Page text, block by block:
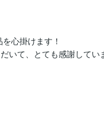
心掛けます！
いて、とても感謝してい